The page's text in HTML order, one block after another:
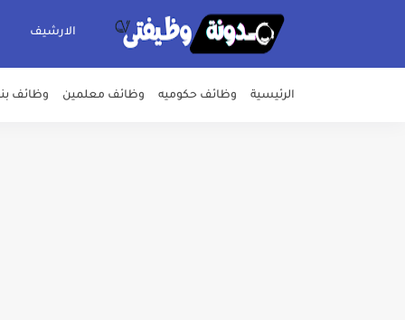
الارشيف
الرئيسية وظائف حكوميه وظائف معلمين وظائف